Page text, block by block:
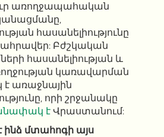
առողջապահական
հասանելիությունը
Բժշկական
հասանելիության և
կառավարման
է առաջնային
որի շրջանակը
էՎրաստանում:
ինձ մտահոգի այս